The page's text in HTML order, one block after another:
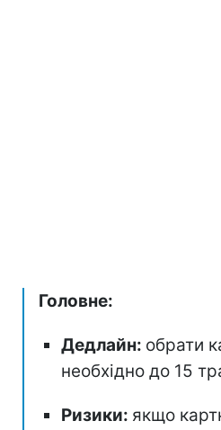
Головне:
Дедлайн: обрати
необхідно до 15
Ризики: якщо